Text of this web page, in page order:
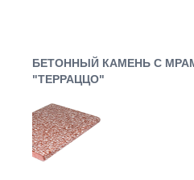
БЕТОННЫЙ КАМЕНЬ С
"ТЕРРАЦЦО"